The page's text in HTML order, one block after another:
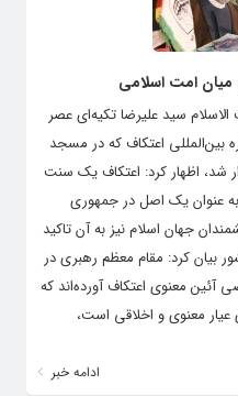
امت اسلامی
سید علیرضا تکیه‌ای عصر
بین‌المللی اعتکاف که در مسجد
شد، اظهار کرد: اعتکاف یک سنت
عنوان یک اصل در جمهوری
جهان اسلام نیز به آن تاکید
بیان کرد: مقام معظم رهبری در
آئین معنوی اعتکاف آورده‌اند که
معنوی و اخلاقی است،
ادامه خبر